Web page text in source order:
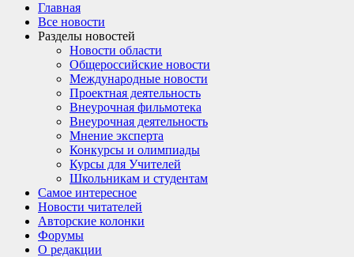
Главная
Все новости
Разделы новостей
Новости области
Общероссийские новости
Международные новости
Проектная деятельность
Внеурочная фильмотека
Внеурочная деятельность
Мнение эксперта
Конкурсы и олимпиады
Курсы для Учителей
Школьникам и студентам
Самое интересное
Новости читателей
Авторские колонки
Форумы
О редакции